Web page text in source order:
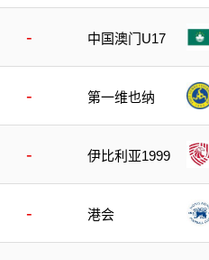
- 中国澳门U17
- 第一维也纳
- 伊比利亚1999
- 港会